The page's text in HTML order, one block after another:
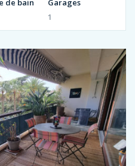
de bain
Garages
1